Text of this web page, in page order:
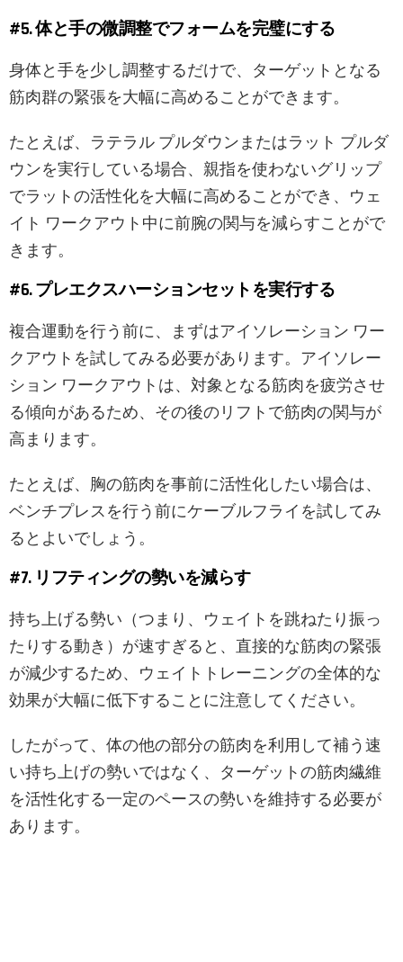
#5. 体と手の微調整でフォームを完璧にする
身体と手を少し調整するだけで、ターゲットとなる
筋肉群の緊張を大幅に高めることができます。
たとえば、ラテラル プルダウンまたはラット プルダ
ウンを実行している場合、親指を使わないグリップ
でラットの活性化を大幅に高めることができ、ウェ
イト ワークアウト中に前腕の関与を減らすことがで
きます。
#6. プレエクスハーションセットを実行する
複合運動を行う前に、まずはアイソレーション ワー
クアウトを試してみる必要があります。アイソレー
ション ワークアウトは、対象となる筋肉を疲労させ
る傾向があるため、その後のリフトで筋肉の関与が
高まります。
たとえば、胸の筋肉を事前に活性化したい場合は、
ベンチプレスを行う前にケーブルフライを試してみ
るとよいでしょう。
#7. リフティングの勢いを減らす
持ち上げる勢い（つまり、ウェイトを跳ねたり振っ
たりする動き）が速すぎると、直接的な筋肉の緊張
が減少するため、ウェイトトレーニングの全体的な
効果が大幅に低下することに注意してください。
したがって、体の他の部分の筋肉を利用して補う速
い持ち上げの勢いではなく、ターゲットの筋肉繊維
を活性化する一定のペースの勢いを維持する必要が
あります。